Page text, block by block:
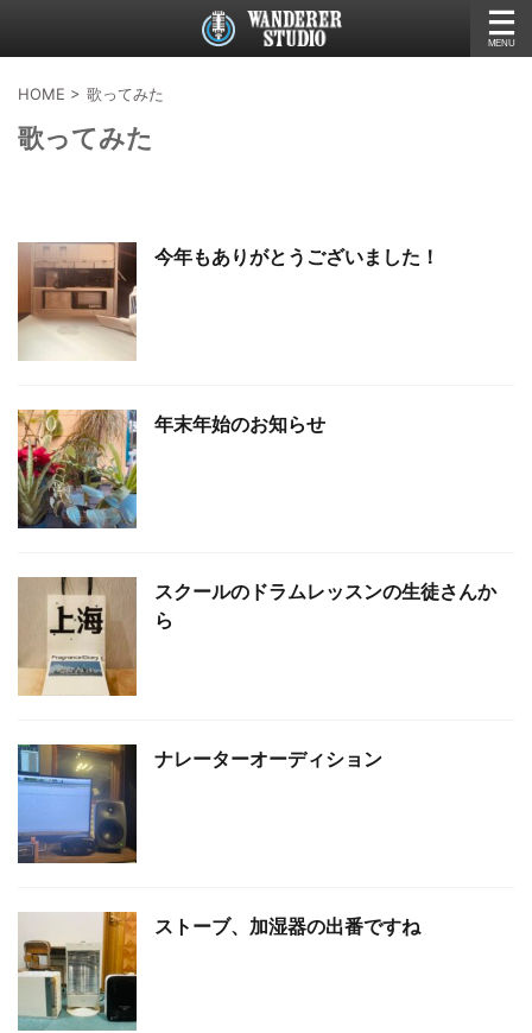
HOME > 歌ってみた
歌ってみた
今年もありがとうございました！
年末年始のお知らせ
スクールのドラムレッスンの生徒さんか
ら
ナレーターオーディション
ストーブ、加湿器の出番ですね